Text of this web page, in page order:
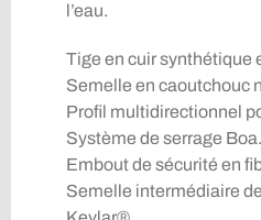
l’eau.
Tige en cuir synthétique
Semelle en caoutchouc
Profil multidirectionnel
Système de serrage Boa.
Embout de sécurité en
Semelle intermédiaire